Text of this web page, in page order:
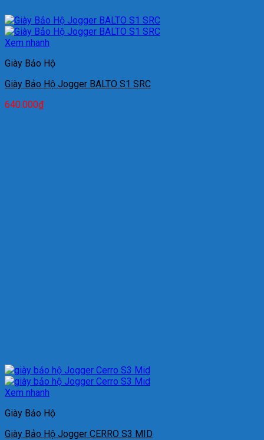
Xem nhanh
Giày Bảo Hộ
Giày Bảo Hộ Jogger BALTO S1 SRC
640.000₫
Xem nhanh
Giày Bảo Hộ
Giày Bảo Hộ Jogger CERRO S3 MID